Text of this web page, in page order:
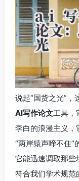
说起“国货之光”，
AI写作论文工具，
李白的浪漫主义，
“两岸猿声啼不住”
它能迅速调取那些
符合我们学术规范